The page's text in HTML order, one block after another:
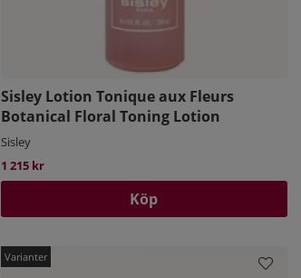
Sisley Lotion Tonique aux Fleurs
Botanical Floral Toning Lotion
Sisley
1 215 kr
Köp